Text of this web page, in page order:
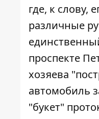
где, к слову,
различные
проспекте
хозяева
автомобиль
"букет"